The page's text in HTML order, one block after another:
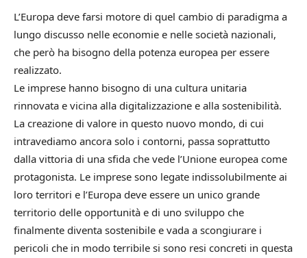
L’Europa deve farsi motore di quel cambio di paradigma a
lungo discusso nelle economie e nelle società nazionali,
che però ha bisogno della potenza europea per essere
realizzato.
Le imprese hanno bisogno di una cultura unitaria
rinnovata e vicina alla digitalizzazione e alla sostenibilità.
La creazione di valore in questo nuovo mondo, di cui
intravediamo ancora solo i contorni, passa soprattutto
dalla vittoria di una sfida che vede l’Unione europea come
protagonista. Le imprese sono legate indissolubilmente ai
loro territori e l’Europa deve essere un unico grande
territorio delle opportunità e di uno sviluppo che
finalmente diventa sostenibile e vada a scongiurare i
pericoli che in modo terribile si sono resi concreti in questa